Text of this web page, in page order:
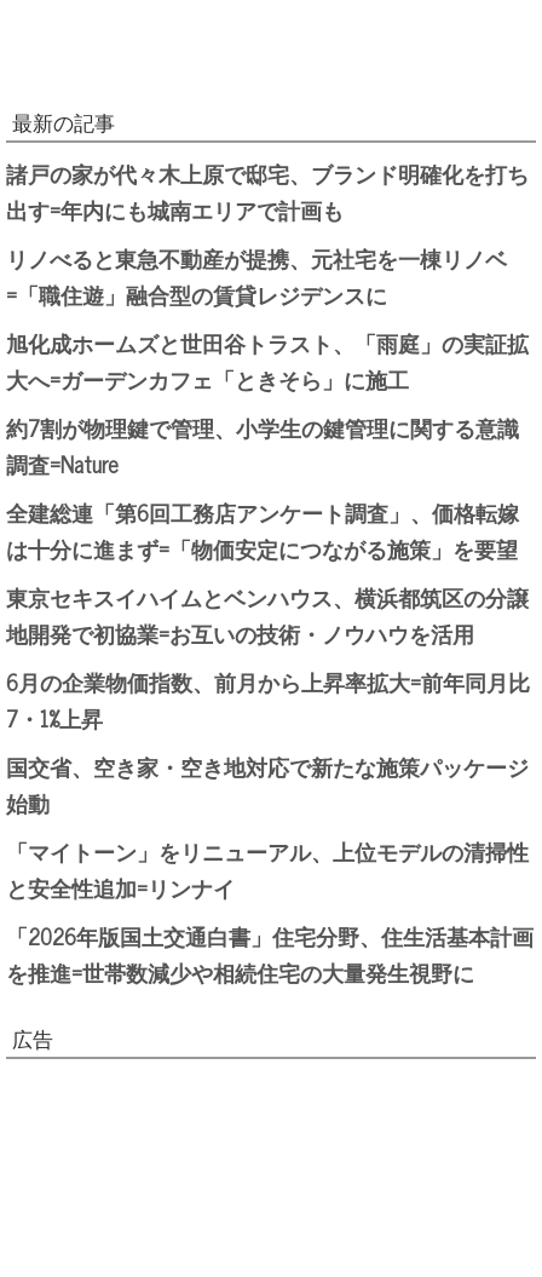
最新の記事
諸戸の家が代々木上原で邸宅、ブランド明確化を打ち
出す=年内にも城南エリアで計画も
リノべると東急不動産が提携、元社宅を一棟リノベ
=「職住遊」融合型の賃貸レジデンスに
旭化成ホームズと世田谷トラスト、「雨庭」の実証拡
大へ=ガーデンカフェ「ときそら」に施工
約7割が物理鍵で管理、小学生の鍵管理に関する意識
調査=Nature
全建総連「第6回工務店アンケート調査」、価格転嫁
は十分に進まず=「物価安定につながる施策」を要望
東京セキスイハイムとベンハウス、横浜都筑区の分譲
地開発で初協業=お互いの技術・ノウハウを活用
6月の企業物価指数、前月から上昇率拡大=前年同月比
7・1%上昇
国交省、空き家・空き地対応で新たな施策パッケージ
始動
「マイトーン」をリニューアル、上位モデルの清掃性
と安全性追加=リンナイ
「2026年版国土交通白書」住宅分野、住生活基本計画
を推進=世帯数減少や相続住宅の大量発生視野に
広告